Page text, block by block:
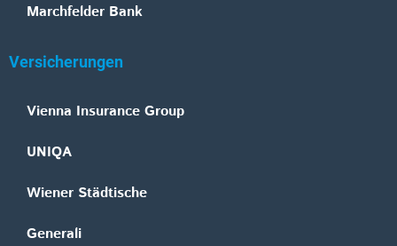
Marchfelder Bank
Versicherungen
Vienna Insurance Group
UNIQA
Wiener Städtische
Generali